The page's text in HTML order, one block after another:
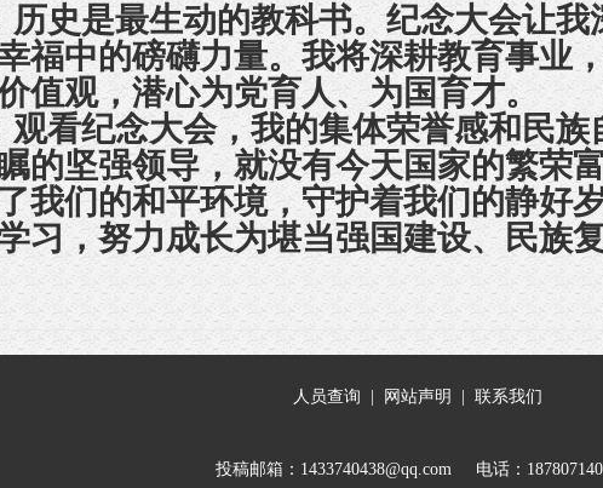
历史是最生动的教科书。纪念大会让我
福中的磅礴力量。我将深耕教育事业
值观，潜心为党育人、为国育才。
看纪念大会，我的集体荣誉感和民族
的坚强领导，就没有今天国家的繁荣
我们的和平环境，守护着我们的静好
习，努力成长为堪当强国建设、民族
人员查询 网站声明 联系我们
投稿邮箱：1433740438@qq.com 电话：